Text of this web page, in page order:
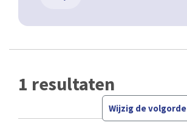
1 resultaten
Wijzig de volgorde